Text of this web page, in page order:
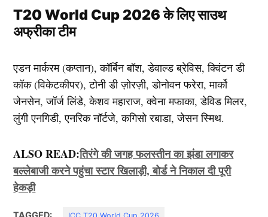
T20 World Cup 2026 के लिए साउथ
अफ्रीका टीम
एडन मार्करम (कप्तान), कॉर्बिन बॉश, डेवाल्ड ब्रेविस, क्विंटन डी
कॉक (विकेटकीपर), टोनी डी ज़ोरज़ी, डोनोवन फरेरा, मार्को
जेनसेन, जॉर्ज लिंडे, केशव महाराज, क्वेना मफाका, डेविड मिलर,
लुंगी एनगिडी, एनरिक नॉर्टजे, कगिसो रबाडा, जेसन स्मिथ.
ALSO READ:तिरंगे की जगह फलस्तीन का झंडा लगाकर
बल्लेबाजी करने पहुंचा स्टार खिलाड़ी, बोर्ड ने निकाल दी पूरी
हेकड़ी
TAGGED: